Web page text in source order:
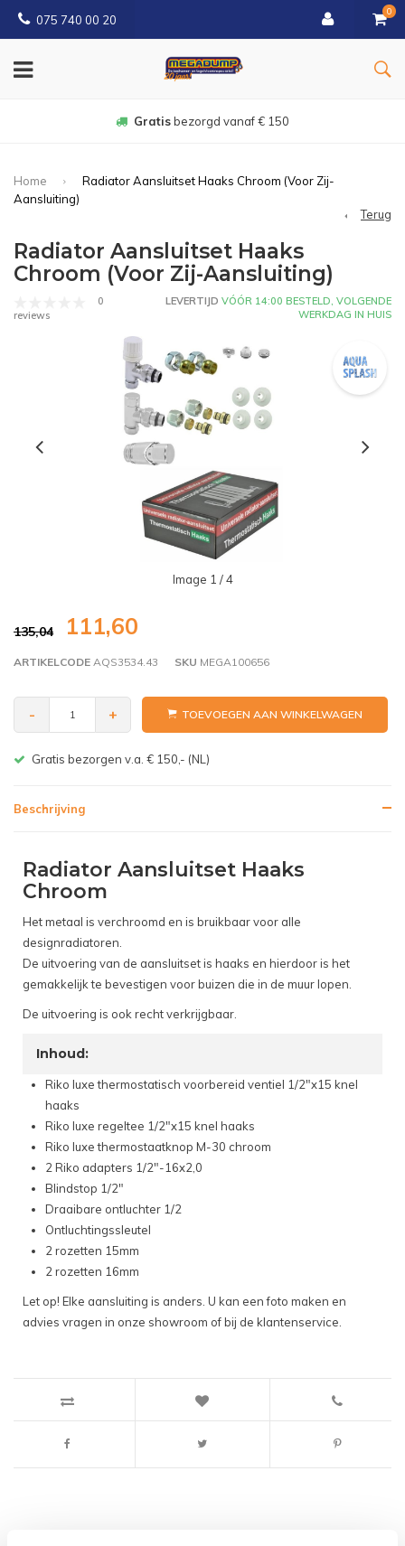
075 740 00 20
0
Gratisbezorgd vanaf € 150
Home
Radiator Aansluitset Haaks Chroom (Voor Zij-
Aansluiting)
Terug
Radiator Aansluitset Haaks
Chroom (Voor Zij-Aansluiting)
0
reviews
LEVERTIJD VÓÓR 14:00 BESTELD, VOLGENDE
WERKDAG IN HUIS
Image 1 / 4
135,04 111,60
ARTIKELCODE AQS3534.43 SKU MEGA100656
- + TOEVOEGEN AAN WINKELWAGEN
Gratis bezorgen v.a. € 150,- (NL)
Beschrijving
Radiator Aansluitset Haaks
Chroom
Het metaal is verchroomd en is bruikbaar voor alle
designradiatoren.
De uitvoering van de aansluitset is haaks en hierdoor is het
gemakkelijk te bevestigen voor buizen die in de muur lopen.
De uitvoering is ook recht verkrijgbaar.
Inhoud:
Riko luxe thermostatisch voorbereid ventiel 1/2"x15 knel
haaks
Riko luxe regeltee 1/2"x15 knel haaks
Riko luxe thermostaatknop M-30 chroom
2 Riko adapters 1/2"-16x2,0
Blindstop 1/2"
Draaibare ontluchter 1/2
Ontluchtingssleutel
2 rozetten 15mm
2 rozetten 16mm
Let op! Elke aansluiting is anders. U kan een foto maken en
advies vragen in onze showroom of bij de klantenservice.